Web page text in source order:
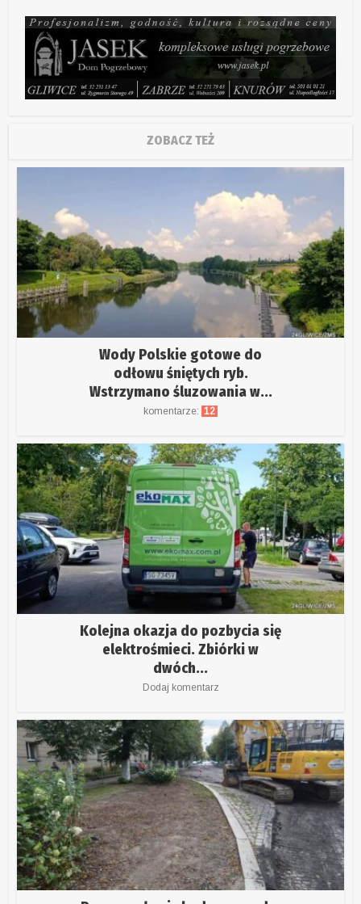
ZOBACZ TEŻ
Wody Polskie gotowe do
odłowu śniętych ryb.
Wstrzymano śluzowania w...
komentarze: 12
Kolejna okazja do pozbycia się
elektrośmieci. Zbiórki w
dwóch...
Dodaj komentarz